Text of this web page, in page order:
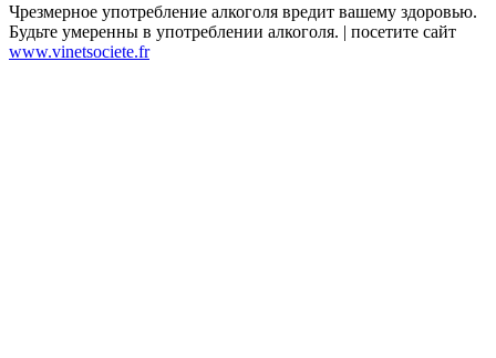
Чрезмерное употребление алкоголя вредит вашему здоровью.
Будьте умеренны в употреблении алкоголя. | посетите сайт
www.vinetsociete.fr